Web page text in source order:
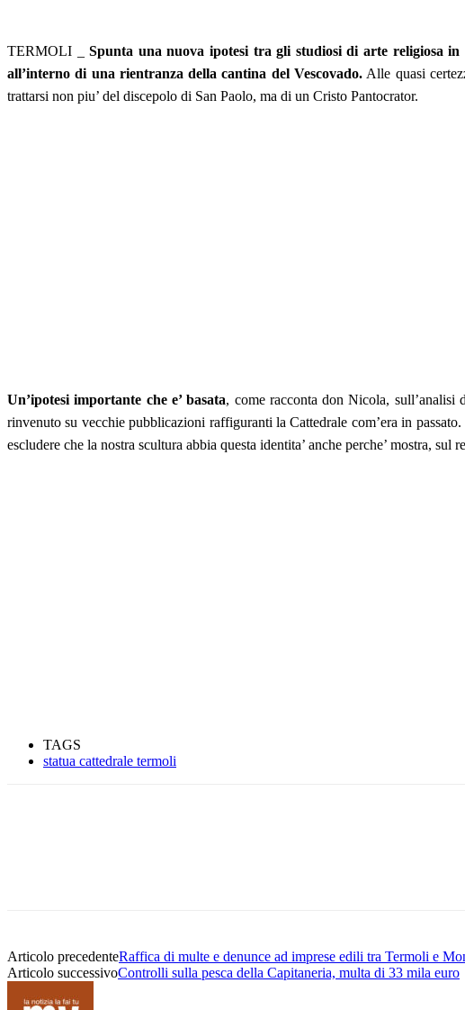
TERMOLI _Spunta una nuova ipotesi tra gli studiosi di arte religiosa in
all’interno di una rientranza della cantina del Vescovado.Alle quasi
trattarsi non piu’ del discepolo di San Paolo, ma di un Cristo Pantocrator.
Un’ipotesi importante che e’ basata, come racconta don Nicola, sull’analisi
rinvenuto su vecchie pubblicazioni raffiguranti la Cattedrale com’era in
escludere che la nostra scultura abbia questa identita’ anche perche’ mostra,
TAGS
statua cattedrale termoli
Articolo precedenteRaffica di multe e denunce ad imprese edili tra Termoli e
Articolo successivoControlli sulla pesca della Capitaneria, multa di 33 mila euro